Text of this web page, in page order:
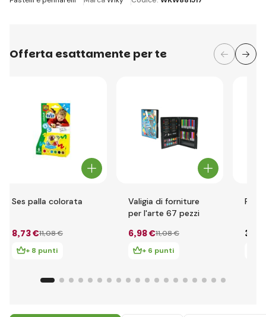
Offerta esattamente per te
Ses palla colorata
8,73 €11,08 €
+ 8 punti
Valigia di forniture
per l'arte 67 pezzi
6,98 €11,08 €
+ 6 punti
3